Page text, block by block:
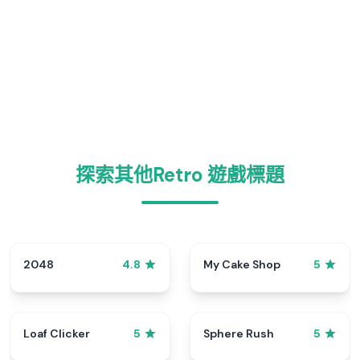
探索其他Retro 遊戲標題
2048 4.8 My Cake Shop 5
Loaf Clicker 5 Sphere Rush 5